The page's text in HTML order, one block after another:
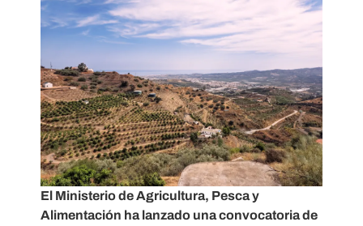
El Ministerio de Agricultura, Pesca y
Alimentación ha lanzado una convocatoria de